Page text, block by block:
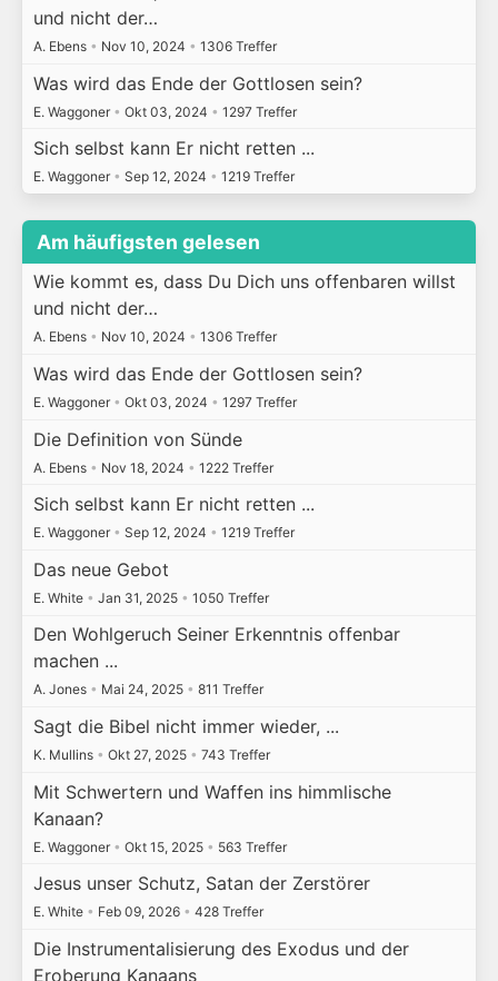
und nicht der…
A. Ebens • Nov 10, 2024 • 1306 Treffer
Was wird das Ende der Gottlosen sein?
E. Waggoner • Okt 03, 2024 • 1297 Treffer
Sich selbst kann Er nicht retten ...
E. Waggoner • Sep 12, 2024 • 1219 Treffer
Am häufigsten gelesen
Wie kommt es, dass Du Dich uns offenbaren willst
und nicht der…
A. Ebens • Nov 10, 2024 • 1306 Treffer
Was wird das Ende der Gottlosen sein?
E. Waggoner • Okt 03, 2024 • 1297 Treffer
Die Definition von Sünde
A. Ebens • Nov 18, 2024 • 1222 Treffer
Sich selbst kann Er nicht retten ...
E. Waggoner • Sep 12, 2024 • 1219 Treffer
Das neue Gebot
E. White • Jan 31, 2025 • 1050 Treffer
Den Wohlgeruch Seiner Erkenntnis offenbar
machen ...
A. Jones • Mai 24, 2025 • 811 Treffer
Sagt die Bibel nicht immer wieder, ...
K. Mullins • Okt 27, 2025 • 743 Treffer
Mit Schwertern und Waffen ins himmlische
Kanaan?
E. Waggoner • Okt 15, 2025 • 563 Treffer
Jesus unser Schutz, Satan der Zerstörer
E. White • Feb 09, 2026 • 428 Treffer
Die Instrumentalisierung des Exodus und der
Eroberung Kanaans